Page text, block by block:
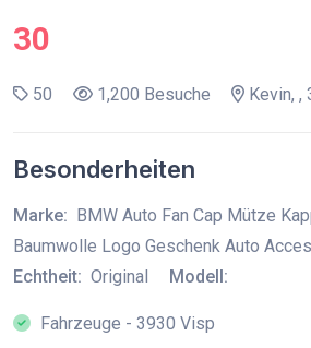
30
50 1,200 Besuche Kevin, ,
Besonderheiten
Marke: BMW Auto Fan Cap Mütze
Baumwolle Logo Geschenk Auto
Echtheit: Original Modell:
Fahrzeuge - 3930 Visp